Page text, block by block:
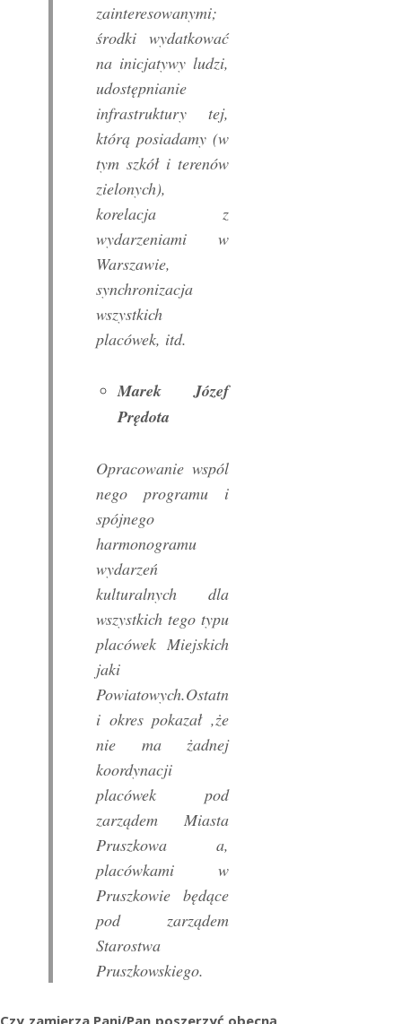
zainteresowanymi;
środki wydatkować
na inicjatywy ludzi,
udostępnianie
infrastruktury tej,
którą posiadamy (w
tym szkół i terenów
zielonych),
korelacja z
wydarzeniami w
Warszawie,
synchronizacja
wszystkich
placówek, itd.
Marek Józef
Prędota
Opracowanie wspól
nego programu i
spójnego
harmonogramu
wydarzeń
kulturalnych dla
wszystkich tego typu
placówek Miejskich
jaki
Powiatowych.Ostatn
i okres pokazał ,że
nie ma żadnej
koordynacji
placówek pod
zarządem Miasta
Pruszkowa a,
placówkami w
Pruszkowie będące
pod zarządem
Starostwa
Pruszkowskiego.